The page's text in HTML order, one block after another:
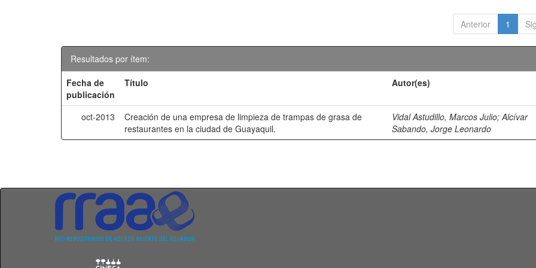
Anterior 1
Resultados por ítem:
Fecha de
publicación
Título Autor(es)
oct-2013
Creación de una empresa de limpieza de trampas de grasa de
restaurantes en la ciudad de Guayaquil.
Vidal Astudillo, Marcos Julio;Alcívar
Sabando, Jorge Leonardo